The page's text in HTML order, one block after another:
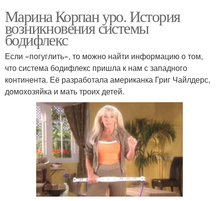
Марина Корпан уро. История
возникновения системы
бодифлекс
Если «погуглить», то можно найти информацию о том,
что система бодифлекс пришла к нам с западного
континента. Её разработала американка Григ Чайлдерс,
домохозяйка и мать троих детей.